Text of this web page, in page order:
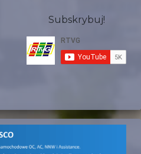
Subskrybuj!